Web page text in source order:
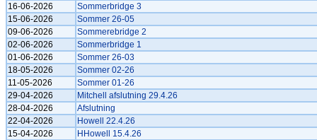
16-06-2026
Sommerbridge 3
15-06-2026
Sommer 26-05
09-06-2026
Sommerebridge 2
02-06-2026
Sommerbridge 1
01-06-2026
Sommer 26-03
18-05-2026
Sommer 02-26
11-05-2026
Sommer 01-26
29-04-2026
Mitchell afslutning 29.4.26
28-04-2026
Afslutning
22-04-2026
Howell 22.4.26
15-04-2026
HHowell 15.4.26